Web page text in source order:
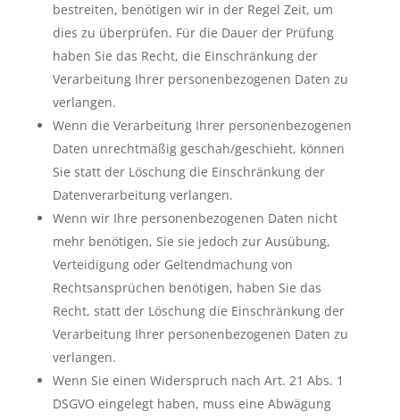
bestreiten, benötigen wir in der Regel Zeit, um
dies zu überprüfen. Für die Dauer der Prüfung
haben Sie das Recht, die Einschränkung der
Verarbeitung Ihrer personenbezogenen Daten zu
verlangen.
Wenn die Verarbeitung Ihrer personenbezogenen
Daten unrechtmäßig geschah/geschieht, können
Sie statt der Löschung die Einschränkung der
Datenverarbeitung verlangen.
Wenn wir Ihre personenbezogenen Daten nicht
mehr benötigen, Sie sie jedoch zur Ausübung,
Verteidigung oder Geltendmachung von
Rechtsansprüchen benötigen, haben Sie das
Recht, statt der Löschung die Einschränkung der
Verarbeitung Ihrer personenbezogenen Daten zu
verlangen.
Wenn Sie einen Widerspruch nach Art. 21 Abs. 1
DSGVO eingelegt haben, muss eine Abwägung